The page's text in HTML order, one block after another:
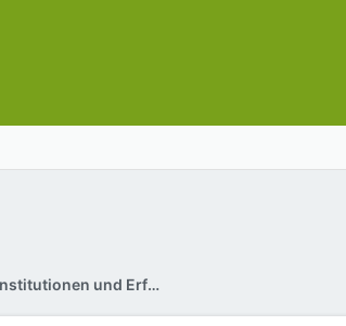
Ansprechpartner / Institutionen und Erfahrungsberichte